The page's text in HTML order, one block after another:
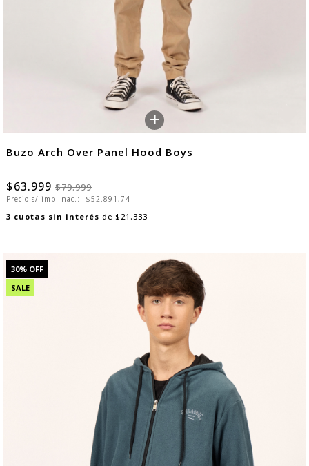
+
Buzo Arch Over Panel Hood Boys
$63.999 $79.999
Precio s/ imp. nac.: $52.891,74
3 cuotas sin interés de $21.333
30% OFF
SALE